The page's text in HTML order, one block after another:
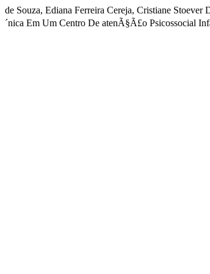
de Souza, Ediana Ferreira Cereja, Cristiane
´nica Em Um Centro De atenÃ§Ã£o Psicossocial